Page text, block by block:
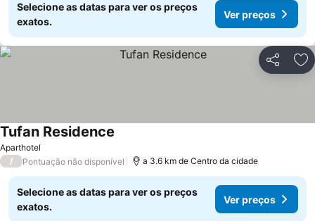
Selecione as datas para ver os preços
exatos.
Ver preços
Partilhar
Aparthotel
Tufan Residence
/ Pontuação não disponível a 3.6 km de Centro da cidade
Selecione as datas para ver os preços
exatos.
Ver preços